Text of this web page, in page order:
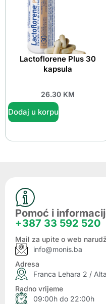
Lactoflorene Plus 30
kapsula
26.30 KM
Dodaj u korpu
Pomoć i
+387 33 592 520
Mail za upite o web
info@monis.ba
Adresa
Franca Lehara 2 /
Radno vrijeme
09:00h do 22:00h